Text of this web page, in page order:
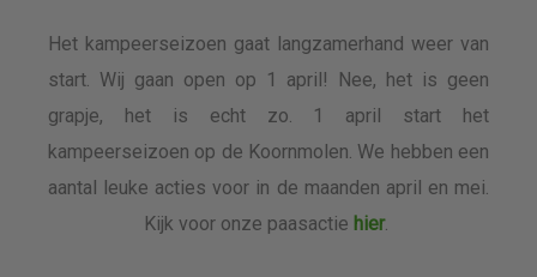
Het kampeerseizoen gaat langzamerhand weer van
start. Wij gaan open op 1 april! Nee, het is geen
grapje, het is echt zo. 1 april start het
kampeerseizoen op de Koornmolen. We hebben een
aantal leuke acties voor in de maanden april en mei.
Kijk voor onze paasactie hier.